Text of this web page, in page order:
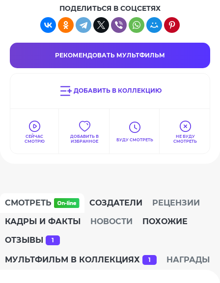
ПОДЕЛИТЬСЯ В СОЦСЕТЯХ
РЕКОМЕНДОВАТЬ МУЛЬТФИЛЬМ
ДОБАВИТЬ В КОЛЛЕКЦИЮ
СЕЙЧАС
СМОТРЮ
ДОБАВИТЬ В
ИЗБРАННОЕ
БУДУ СМОТРЕТЬ
НЕ БУДУ
СМОТРЕТЬ
СМОТРЕТЬ СОЗДАТЕЛИ
РЕЦЕНЗИИ
КАДРЫ И ФАКТЫ
НОВОСТИ
ПОХОЖИЕ
ОТЗЫВЫ
1
МУЛЬТФИЛЬМ В КОЛЛЕКЦИЯХ 1 НАГРАДЫ